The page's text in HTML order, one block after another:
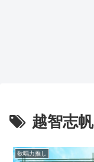
越智志帆
歌唱力推し